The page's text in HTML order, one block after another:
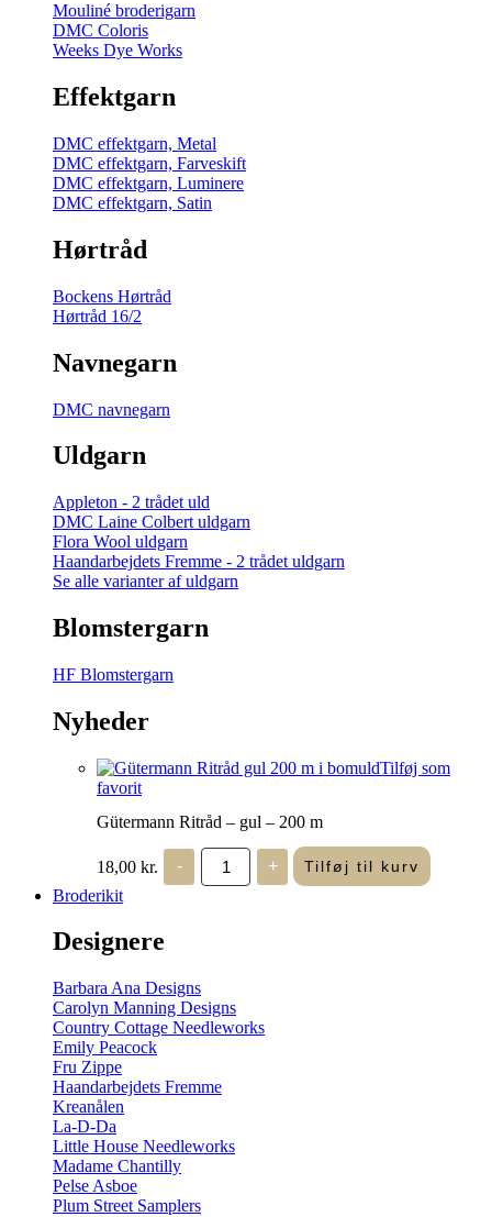
Mouliné broderigarn
DMC Coloris
Weeks Dye Works
Effektgarn
DMC effektgarn, Metal
DMC effektgarn, Farveskift
DMC effektgarn, Luminere
DMC effektgarn, Satin
Hørtråd
Bockens Hørtråd
Hørtråd 16/2
Navnegarn
DMC navnegarn
Uldgarn
Appleton - 2 trådet uld
DMC Laine Colbert uldgarn
Flora Wool uldgarn
Haandarbejdets Fremme - 2 trådet uldgarn
Se alle varianter af uldgarn
Blomstergarn
HF Blomstergarn
Nyheder
Tilføj som
favorit
Gütermann Ritråd – gul – 200 m
18,00 kr. -
Gütermann
Ritråd
-
+ Tilføj til kurv
Broderikit
Designere
Barbara Ana Designs
Carolyn Manning Designs
Country Cottage Needleworks
Emily Peacock
Fru Zippe
Haandarbejdets Fremme
Kreanålen
La-D-Da
Little House Needleworks
Madame Chantilly
Pelse Asboe
Plum Street Samplers